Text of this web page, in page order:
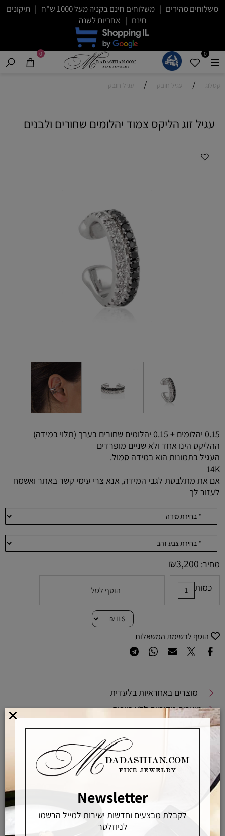
משלוחים מהירים | משלוחים חינם בקניה מעל 1000 ש"ח | תיקונים
חינם | אחריות לשנה
0
0
קטלוג / עגיל חובק / עגיל חובק
עגיל זוג הליקס צמוד יהלומים שחורים ולבנים
0.15 יהלומים + 0.15 יהלומים שחורים בערך (תלוי במידה)
ההליקס הינו אחד ולא שניים מופרדים
העגיל בתמונות הוא במידה סמול.
14K
אם את מתלבטת לגבי המידה, אנא צרי עימי קשר באתר ואשמח
לעזור לך
מחיר: ₪3,200
כמות הוסף לסל
הוסף לרשימת המשאלות
מוצרים באחראיות בלעדית
מוצרים מקוריים ללא זיופים
משלוחים מהירים
אפשרויות החלפה / החזרה
רכישה מאובטחת
רכישה מאובטחת
Newsletter
לקבלת מבצעים וחדשות ישירות למייל הרשמו
לניוזלטר